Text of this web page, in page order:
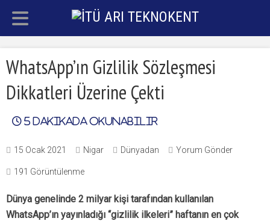
WhatsApp’ın Gizlilik Sözleşmesi
Dikkatleri Üzerine Çekti
5 dakikada okunabilir
15 Ocak 2021 Nigar Dünyadan Yorum Gönder
191 Görüntülenme
Dünya genelinde 2 milyar kişi tarafından kullanılan
WhatsApp’ın yayınladığı “gizlilik ilkeleri” haftanın en çok